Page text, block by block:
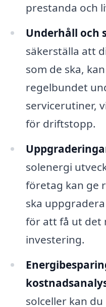
prestanda och
Underhåll och
säkerställa att
som de ska,
regelbundet
servicerutiner,
för driftstopp.
solenergi
företag kan ge
ska
för att få ut det
investering.
solceller kan